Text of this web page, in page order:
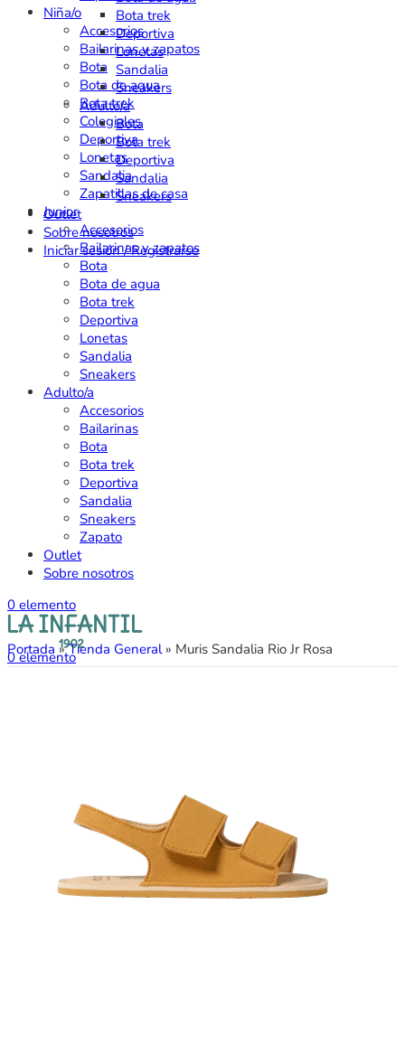
Niña/o
Accesorios
Bailarinas y zapatos
Bota
Bota de agua
Bota trek
Colegiales
Deportiva
Lonetas
Sandalia
Zapatillas de casa
Junior
Accesorios
Bailarinas y zapatos
Bota
Bota de agua
Bota trek
Deportiva
Lonetas
Sandalia
Sneakers
Adulto/a
Accesorios
Bailarinas
Bota
Bota trek
Deportiva
Sandalia
Sneakers
Zapato
Outlet
Sobre nosotros
0 elemento
0elemento
Portada »Tienda General» Muris Sandalia Rio Jr Rosa
Bota trek
Deportiva
Lonetas
Sandalia
Sneakers
Adulto/a
Bota
Bota trek
Deportiva
Sandalia
Sneakers
Outlet
Sobre nosotros
Iniciar sesión / Registrarse